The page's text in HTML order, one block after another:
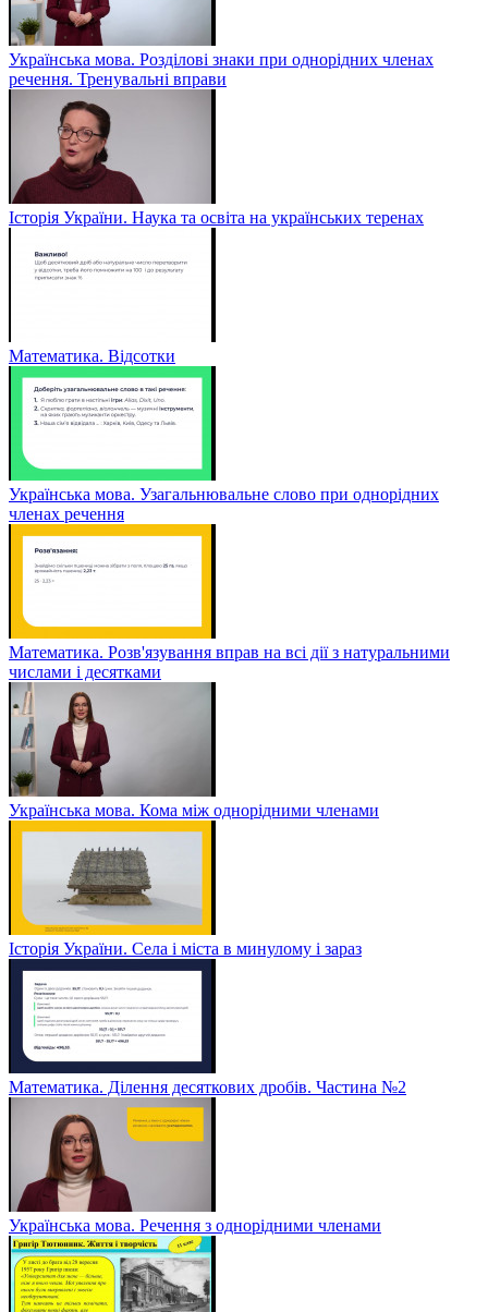
Українська мова. Розділові знаки при однорідних членах
речення. Тренувальні вправи
Історія України. Наука та освіта на українських теренах
Математика. Відсотки
Українська мова. Узагальнювальне слово при однорідних
членах речення
Математика. Розв'язування вправ на всі дії з натуральними
числами і десятками
Українська мова. Кома між однорідними членами
Історія України. Села і міста в минулому і зараз
Математика. Ділення десяткових дробів. Частина №2
Українська мова. Речення з однорідними членами